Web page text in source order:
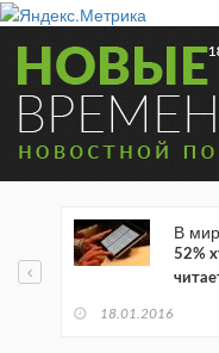
В
52%
18.01.2016